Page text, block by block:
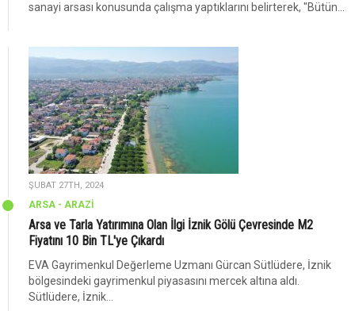
sanayi arsası konusunda çalışma yaptıklarını belirterek, "Bütün...
ŞUBAT 27TH, 2024
ARSA - ARAZİ
Arsa ve Tarla Yatırımına Olan İlgi İznik Gölü Çevresinde M2
Fiyatını 10 Bin TL'ye Çıkardı
EVA Gayrimenkul Değerleme Uzmanı Gürcan Sütlüdere, İznik
bölgesindeki gayrimenkul piyasasını mercek altına aldı.
Sütlüdere, İznik...